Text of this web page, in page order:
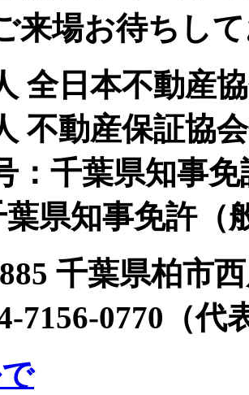
来場お待ちし
全日本不動産
不動産保証協
：千葉県知事免
葉県知事免許（
千葉県柏市
7156-0770 （